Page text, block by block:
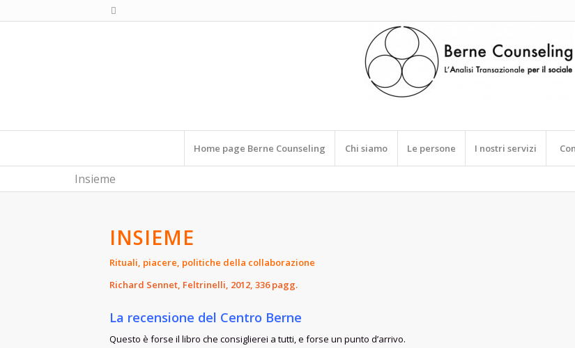
Home page Berne Counseling Chi siamo Le persone I nostri servizi
Insieme
INSIEME
Rituali, piacere, politiche della collaborazione
Richard Sennet, Feltrinelli, 2012, 336 pagg.
La recensione del Centro Berne
Questo è forse il libro che consiglierei a tutti, e forse un punto d’arrivo.